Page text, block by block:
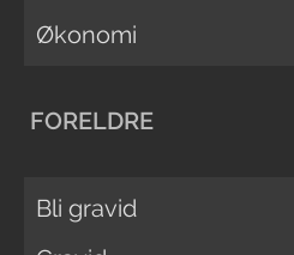
Økonomi
FORELDRE
Bli gravid